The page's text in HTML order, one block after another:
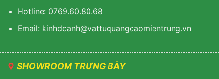
Hotline: 0769.60.80.68
Email: kinhdoanh@vattuquangcaomientrung.vn
SHOWROOM TRƯNG BÀY